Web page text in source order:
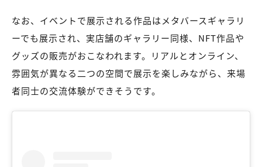
なお、イベントで展示される作品はメタバースギャラリ
ーでも展示され、実店舗のギャラリー同様、NFT作品や
グッズの販売がおこなわれます。リアルとオンライン、
雰囲気が異なる二つの空間で展示を楽しみながら、来場
者同士の交流体験ができそうです。